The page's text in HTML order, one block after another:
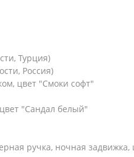
Турция)
Россия)
цвет "Смоки софт"
"Сандал белый"
ручка, ночная